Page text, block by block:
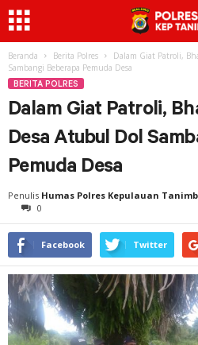
Beranda Berita Polres
Dalam Giat Patroli,
Sambangi Beberapa Pemuda Desa
BERITA POLRES
Dalam Giat Patroli,
Desa Atubul Dol
Pemuda Desa
Penulis Humas Polres Kepulauan
0
Facebook Twitter